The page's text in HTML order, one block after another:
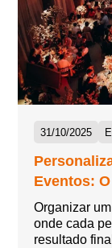
31/10/2025
Eventos:
Organizar
onde cada
resultado